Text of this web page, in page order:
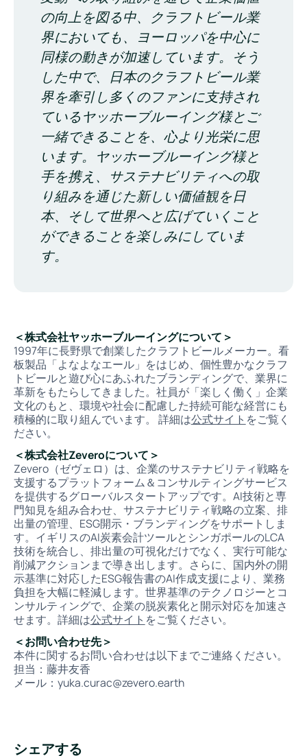
シェアする
の向上を図る中、クラフトビール業
界においても、ヨーロッパを中心に
同様の動きが加速しています。そう
した中で、日本のクラフトビール業
界を牽引し多くのファンに支持され
ているヤッホーブルーイング様とご
一緒できることを、心より光栄に思
います。ヤッホーブルーイング様と
手を携え、サステナビリティへの取
り組みを通じた新しい価値観を日
本、そして世界へと広げていくこと
ができることを楽しみにしていま
す。
＜株式会社ヤッホーブルーイングについて＞
1997年に長野県で創業したクラフトビールメーカー。看
板製品「よなよなエール」をはじめ、個性豊かなクラフ
トビールと遊び心にあふれたブランディングで、業界に
革新をもたらしてきました。社員が「楽しく働く」企業
文化のもと、環境や社会に配慮した持続可能な経営にも
積極的に取り組んでいます。 詳細は公式サイト をご覧く
ださい。
＜株式会社Zeveroについて＞
Zevero（ゼヴェロ）は、企業のサステナビリティ戦略を
支援するプラットフォーム＆コンサルティングサービス
を提供するグローバルスタートアップです。AI技術と専
門知見を組み合わせ、サステナビリティ戦略の立案、排
出量の管理、ESG開示・ブランディングをサポートしま
す。イギリスのAI炭素会計ツールとシンガポールのLCA
技術を統合し、排出量の可視化だけでなく、実行可能な
削減アクションまで導き出します。さらに、国内外の開
示基準に対応したESG報告書のAI作成支援により、業務
負担を大幅に軽減します。世界基準のテクノロジーとコ
ンサルティングで、企業の脱炭素化と開示対応を加速さ
せます。詳細は公式サイト をご覧ください。
＜お問い合わせ先＞
本件に関するお問い合わせは以下までご連絡ください。
担当：藤井友香
メール：yuka.curac@zevero.earth